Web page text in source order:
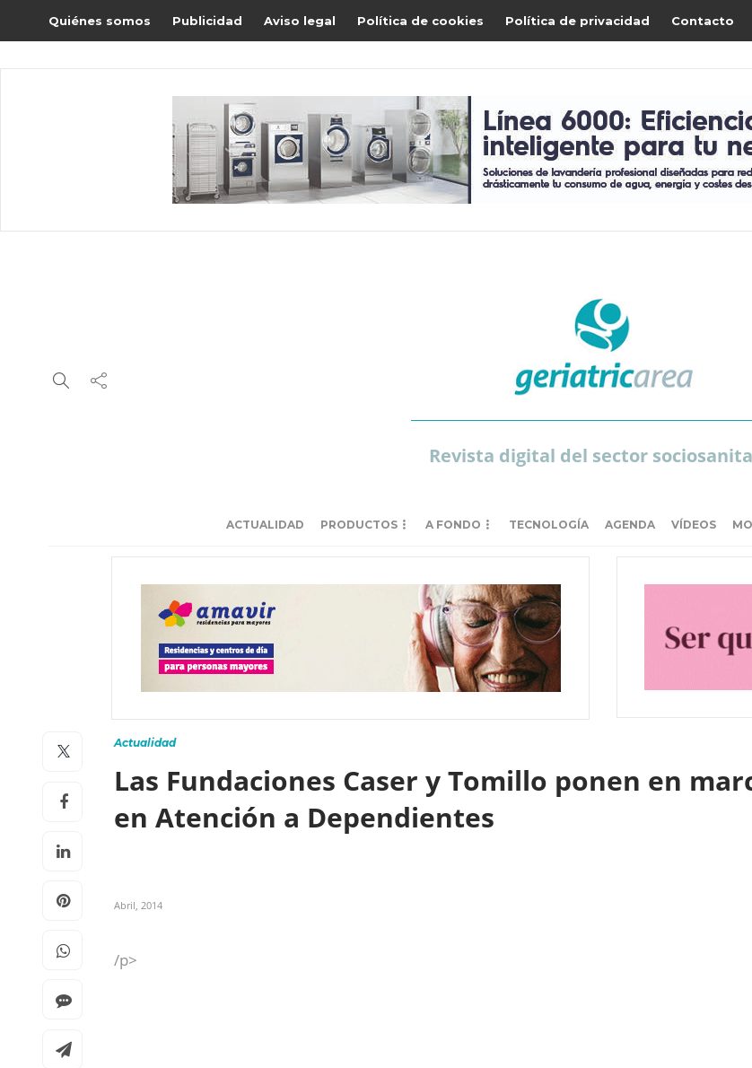
Quiénes somos Publicidad Aviso legal Política de cookies Política de privacidad Contacto
Revista digital del sector
ACTUALIDAD PRODUCTOS A FONDO TECNOLOGÍA AGENDA VÍDEOS
Actualidad
Las Fundaciones Caser y Tomillo ponen en
en Atención a Dependientes
Abril, 2014
/p>